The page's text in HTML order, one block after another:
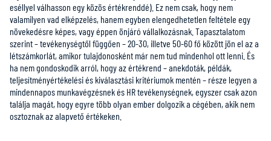
eséllyel válhasson egy közös értékrenddé). Ez nem csak, hogy nem
valamilyen vad elképzelés, hanem egyben elengedhetetlen feltétele egy
növekedésre képes, vagy éppen önjáró vállalkozásnak. Tapasztalatom
szerint – tevékenységtől függően – 20-30, illetve 50-60 fő között jön el az a
létszámkorlát, amikor tulajdonosként már nem tud mindenhol ott lenni. És
ha nem gondoskodik arról, hogy az értékrend – anekdoták, példák,
teljesítményértékelési és kiválasztási kritériumok mentén – része legyen a
mindennapos munkavégzésnek és HR tevékenységnek, egyszer csak azon
találja magát, hogy egyre több olyan ember dolgozik a cégében, akik nem
osztoznak az alapvető értékeken.